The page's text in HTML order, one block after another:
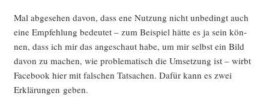
Mal abge­se­hen davon, dass ene Nut­zung nicht unbe­dingt auch
eine Emp­feh­lung bedeu­tet – zum Bei­spiel hät­te es ja sein kön­
nen, dass ich mir das ange­schaut habe, um mir selbst ein Bild
davon zu machen, wie pro­ble­ma­tisch die Umset­zung ist – wirbt
Face­book hier mit fal­schen Tat­sa­chen. Dafür kann es zwei
Erklä­run­gen geben.